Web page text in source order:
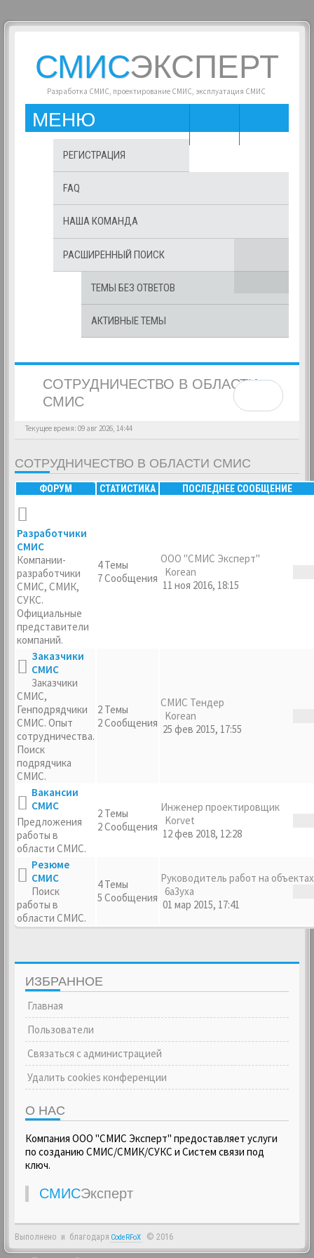
СМИСЭКСПЕРТ
Разработка СМИС, проектирование СМИС, эксплуатация СМИС
МЕНЮ
РЕГИСТРАЦИЯ
FAQ
НАША КОМАНДА
РАСШИРЕННЫЙ ПОИСК
ТЕМЫ БЕЗ ОТВЕТОВ
АКТИВНЫЕ ТЕМЫ
СОТРУДНИЧЕСТВО В ОБЛАСТИ
СМИС
Текущее время: 09 авг 2026, 14:44
СОТРУДНИЧЕСТВО В ОБЛАСТИ СМИС
ФОРУМ СТАТИСТИКА ПОСЛЕДНЕЕ СООБЩЕНИЕ
Разработчики
СМИС
Компании-
разработчики
СМИС, СМИК,
СУКС.
Официальные
представители
компаний.
4 Темы
7 Сообщения
ООО "СМИС Эксперт"
Korean
11 ноя 2016, 18:15
Заказчики
СМИС
Заказчики
СМИС,
Генподрядчики
СМИС. Опыт
сотрудничества.
Поиск
подрядчика
СМИС.
2 Темы
2 Сообщения
СМИС Тендер
Korean
25 фев 2015, 17:55
Вакансии
СМИС
Предложения
работы в
области СМИС.
2 Темы
2 Сообщения
Инженер проектировщик
Korvet
12 фев 2018, 12:28
Резюме
СМИС
Поиск
работы в
области СМИС.
4 Темы
5 Сообщения
Руководитель работ на объектах
6a3yxa
01 мар 2015, 17:41
ИЗБРАННОЕ
Главная
Пользователи
Связаться с администрацией
Удалить cookies конференции
О НАС
Компания ООО "СМИС Эксперт" предоставляет услуги
по созданию СМИС/СМИК/СУКС и Систем связи под
ключ.
СМИСЭксперт
Выполнено и благодаря CodeRFoX © 2016